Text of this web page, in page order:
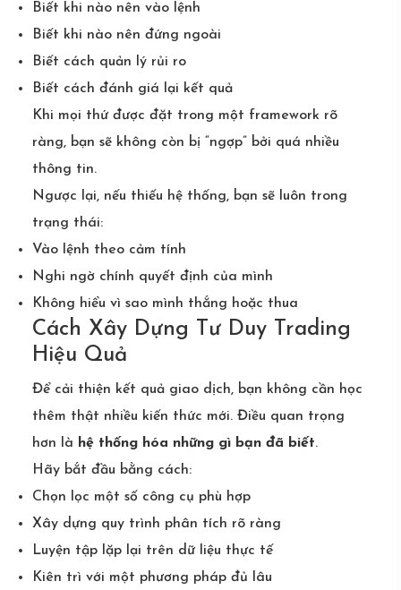
Biết khi nào nên vào lệnh
Biết khi nào nên đứng ngoài
Biết cách quản lý rủi ro
Biết cách đánh giá lại kết quả
Khi mọi thứ được đặt trong một framework rõ
ràng, bạn sẽ không còn bị “ngợp” bởi quá nhiều
thông tin.
Ngược lại, nếu thiếu hệ thống, bạn sẽ luôn trong
trạng thái:
Vào lệnh theo cảm tính
Nghi ngờ chính quyết định của mình
Không hiểu vì sao mình thắng hoặc thua
Cách Xây Dựng Tư Duy Trading
Hiệu Quả
Để cải thiện kết quả giao dịch, bạn không cần học
thêm thật nhiều kiến thức mới. Điều quan trọng
hơn là hệ thống hóa những gì bạn đã biết.
Hãy bắt đầu bằng cách:
Chọn lọc một số công cụ phù hợp
Xây dựng quy trình phân tích rõ ràng
Luyện tập lặp lại trên dữ liệu thực tế
Kiên trì với một phương pháp đủ lâu